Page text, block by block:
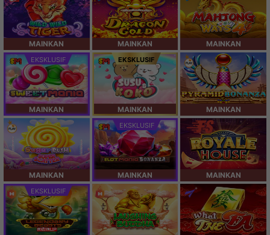
MAINKAN MAINKAN MAINKAN
EKSKLUSIF
MAINKAN
EKSKLUSIF
MAINKAN MAINKAN
MAINKAN
EKSKLUSIF
MAINKAN MAINKAN
EKSKLUSIF